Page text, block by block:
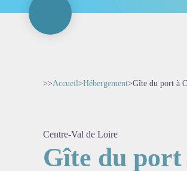
>>Accueil>Hébergement>Gîte du port à
Centre-Val de Loire
Gîte du port